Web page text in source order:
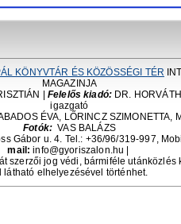
KÖNYVTÁR ÉS KÖZÖSSÉGI TÉR
MAGAZINJA
| Felelős kiadó: DR.
igazgató
ÉVA, LŐRINCZ SZIMONETTA,
Fotók: VAS BALÁZS
Gábor u. 4. Tel.: +36/96/319-997,
mail: info@gyoriszalon.hu |
szerzői jog védi, bármiféle utánközlés
látható elhelyezésével történhet.